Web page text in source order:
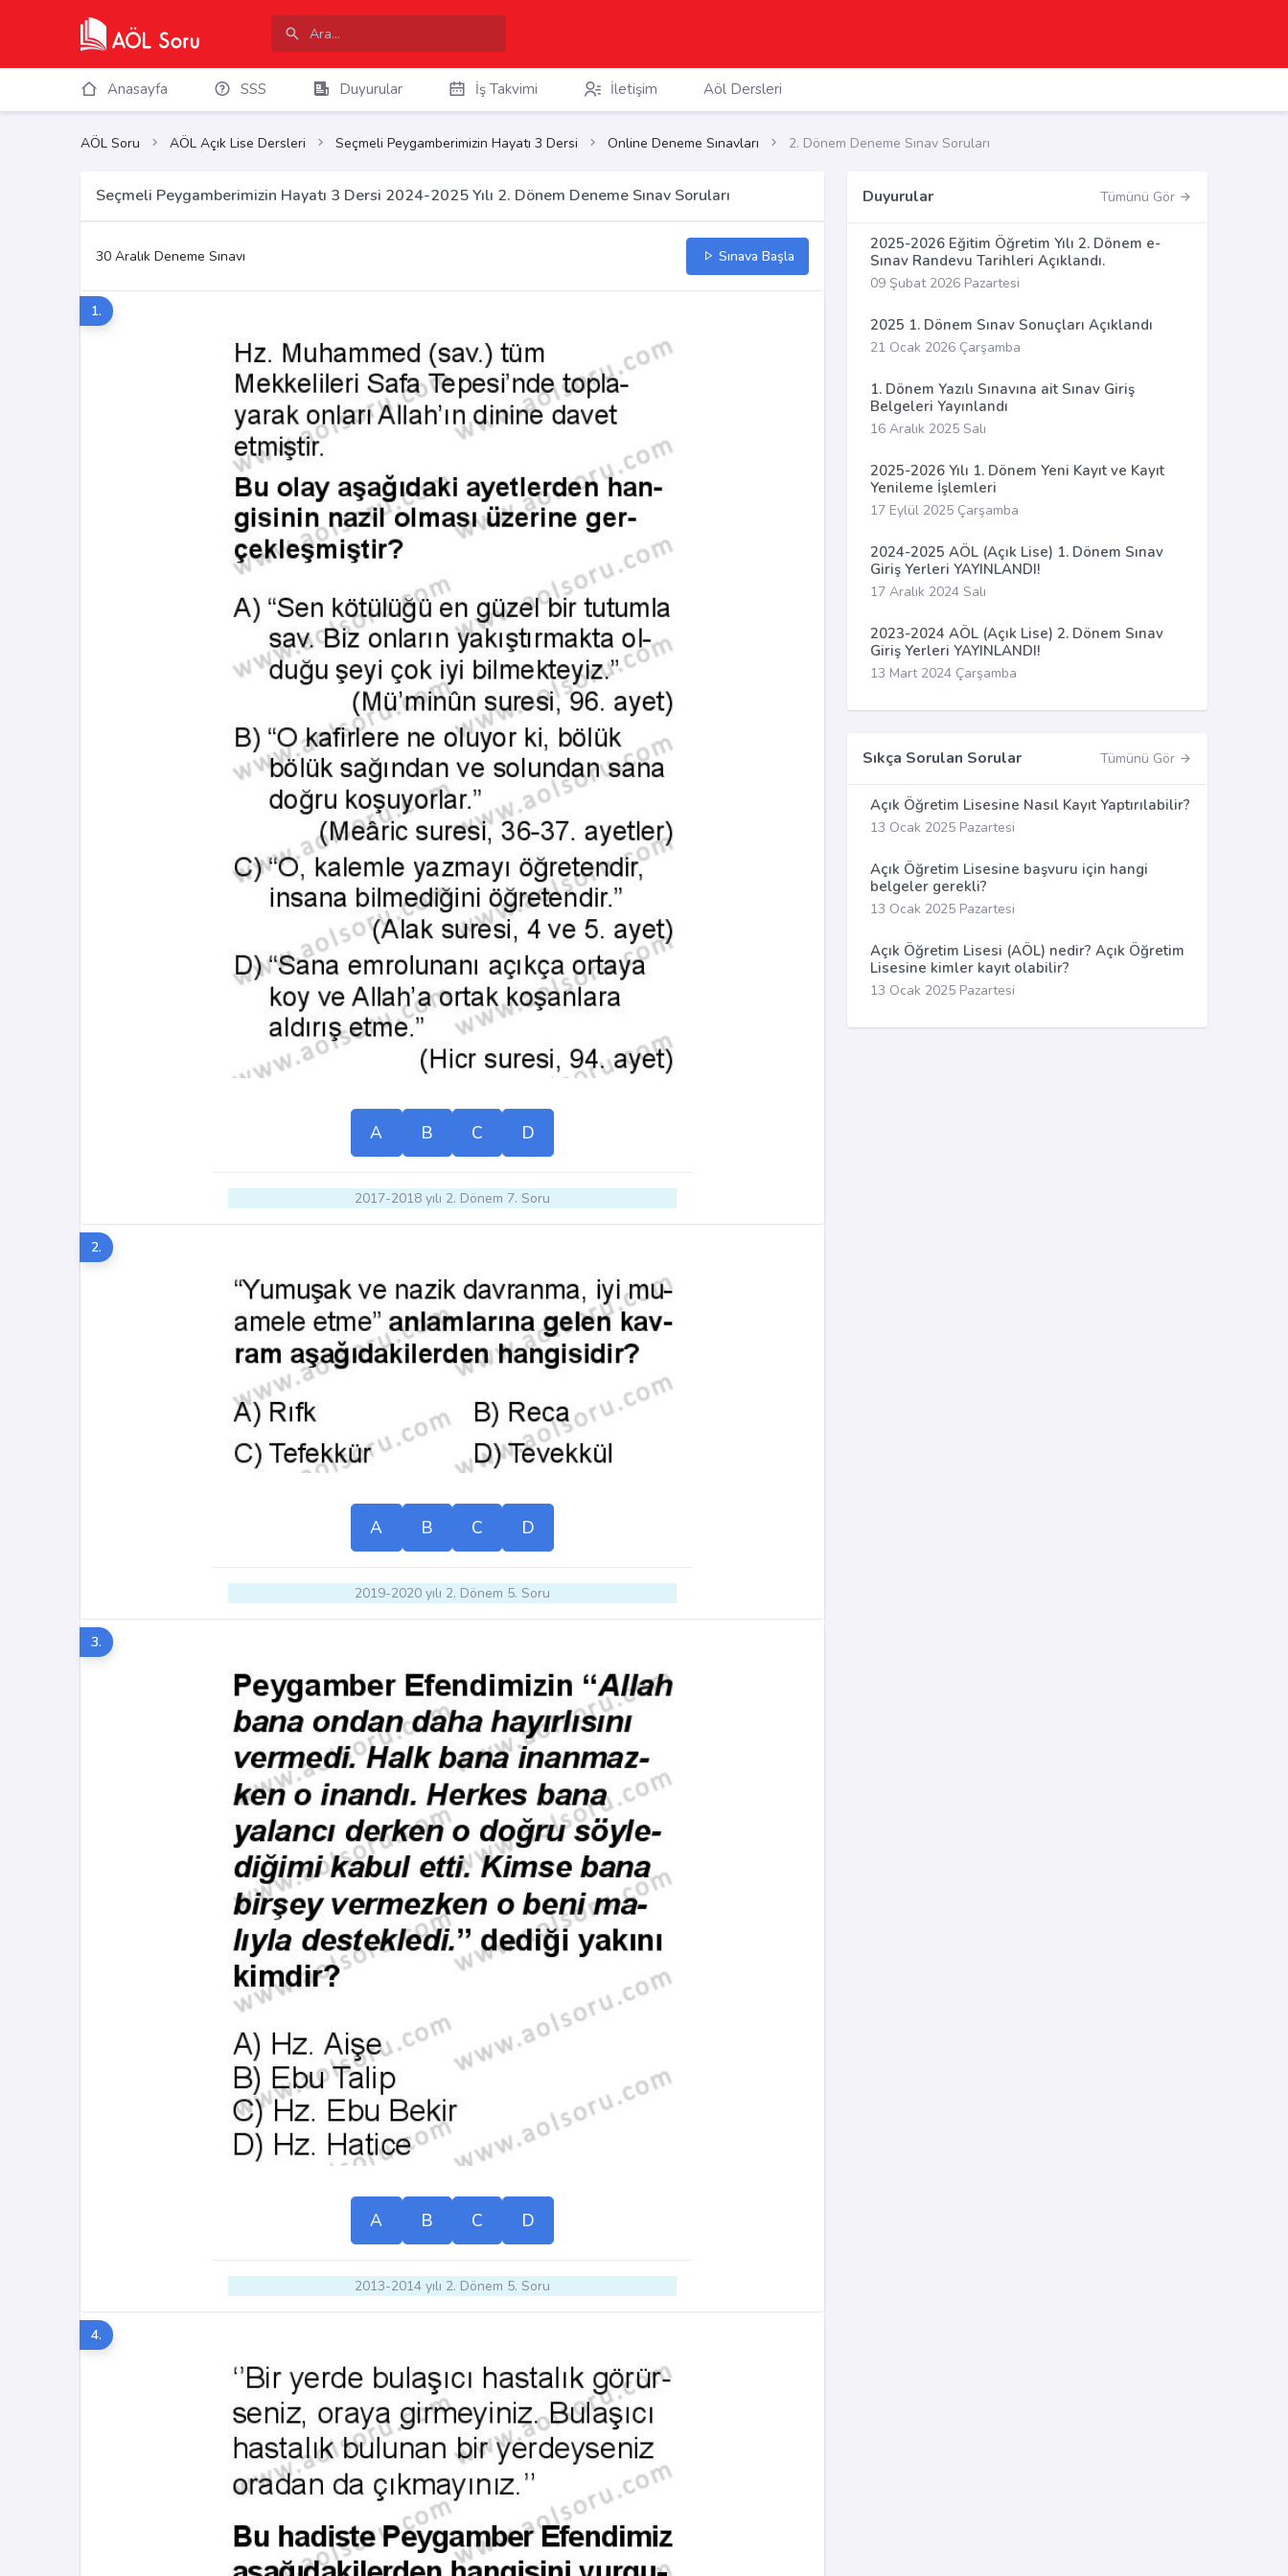
Anasayfa SSS Duyurular İş Takvimi İletişim Aöl Dersleri
AÖL Soru AÖL Açık Lise Dersleri Seçmeli Peygamberimizin Hayatı 3 Dersi Online Deneme Sınavları 2. Dönem Deneme Sınav Soruları
Seçmeli Peygamberimizin Hayatı 3 Dersi 2024-2025 Yılı 2. Dönem Deneme Sınav Soruları
30 Aralık Deneme Sınavı Sınava Başla
1.
A B C D
2017-2018 yılı 2. Dönem 7. Soru
2.
A B C D
2019-2020 yılı 2. Dönem 5. Soru
3.
A B C D
2013-2014 yılı 2. Dönem 5. Soru
4.
Duyurular Tümünü Gör
2025-2026 Eğitim Öğretim Yılı 2. Dönem e-
Sınav Randevu Tarihleri Açıklandı.
09 Şubat 2026 Pazartesi
2025 1. Dönem Sınav Sonuçları Açıklandı
21 Ocak 2026 Çarşamba
1. Dönem Yazılı Sınavına ait Sınav Giriş
Belgeleri Yayınlandı
16 Aralık 2025 Salı
2025-2026 Yılı 1. Dönem Yeni Kayıt ve Kayıt
Yenileme İşlemleri
17 Eylül 2025 Çarşamba
2024-2025 AÖL (Açık Lise) 1. Dönem Sınav
Giriş Yerleri YAYINLANDI!
17 Aralık 2024 Salı
2023-2024 AÖL (Açık Lise) 2. Dönem Sınav
Giriş Yerleri YAYINLANDI!
13 Mart 2024 Çarşamba
Sıkça Sorulan Sorular Tümünü Gör
Açık Öğretim Lisesine Nasıl Kayıt Yaptırılabilir?
13 Ocak 2025 Pazartesi
Açık Öğretim Lisesine başvuru için hangi
belgeler gerekli?
13 Ocak 2025 Pazartesi
Açık Öğretim Lisesi (AÖL) nedir? Açık Öğretim
Lisesine kimler kayıt olabilir?
13 Ocak 2025 Pazartesi